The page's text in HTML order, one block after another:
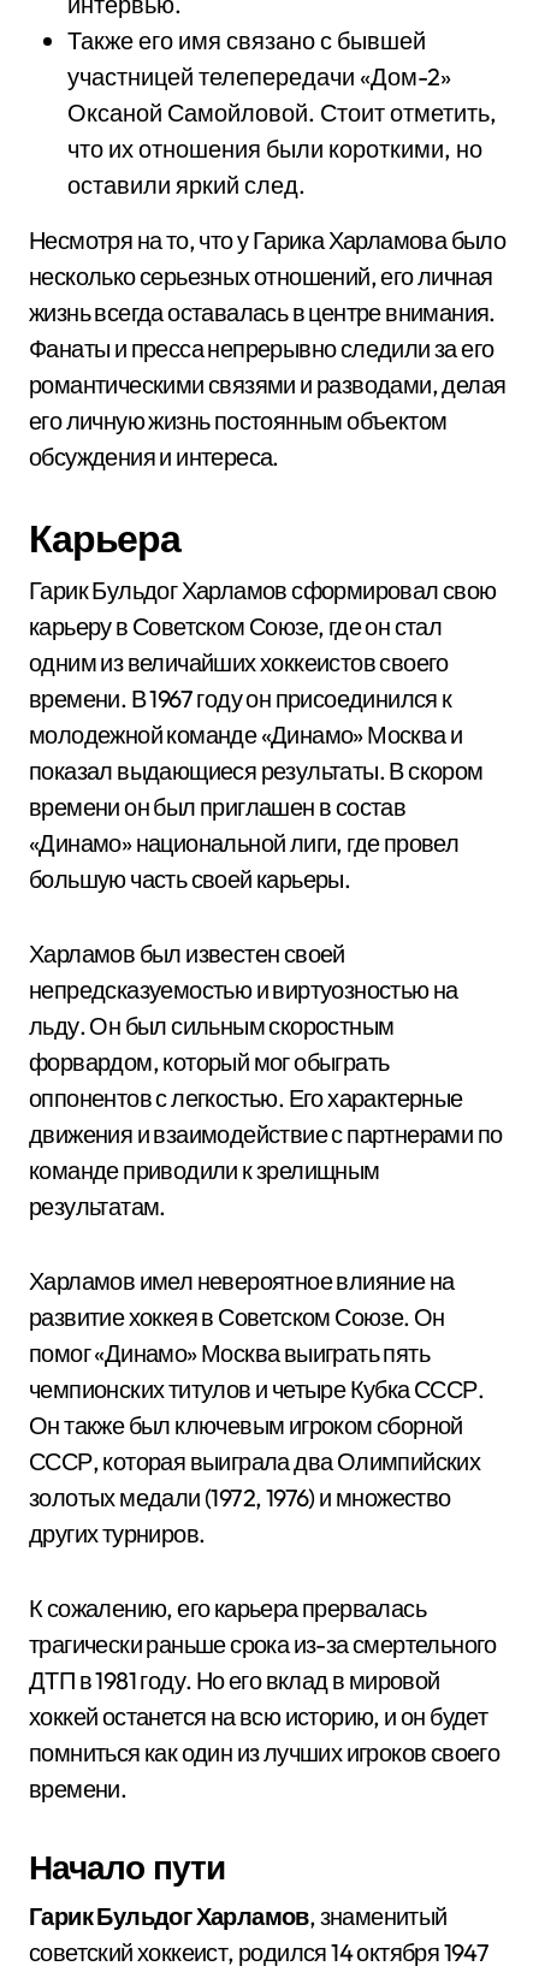
Также его имя связано с бывшей
участницей телепередачи «Дом-2»
Оксаной Самойловой. Стоит отметить,
что их отношения были короткими, но
оставили яркий след.
Несмотря на то, что у Гарика Харламова было
несколько серьезных отношений, его личная
жизнь всегда оставалась в центре внимания.
Фанаты и пресса непрерывно следили за его
романтическими связями и разводами, делая
его личную жизнь постоянным объектом
обсуждения и интереса.
Карьера
Гарик Бульдог Харламов сформировал свою
карьеру в Советском Союзе, где он стал
одним из величайших хоккеистов своего
времени. В 1967 году он присоединился к
молодежной команде «Динамо» Москва и
показал выдающиеся результаты. В скором
времени он был приглашен в состав
«Динамо» национальной лиги, где провел
большую часть своей карьеры.
Харламов был известен своей
непредсказуемостью и виртуозностью на
льду. Он был сильным скоростным
форвардом, который мог обыграть
оппонентов с легкостью. Его характерные
движения и взаимодействие с партнерами по
команде приводили к зрелищным
результатам.
Харламов имел невероятное влияние на
развитие хоккея в Советском Союзе. Он
помог «Динамо» Москва выиграть пять
чемпионских титулов и четыре Кубка СССР.
Он также был ключевым игроком сборной
СССР, которая выиграла два Олимпийских
золотых медали (1972, 1976) и множество
других турниров.
К сожалению, его карьера прервалась
трагически раньше срока из-за смертельного
ДТП в 1981 году. Но его вклад в мировой
хоккей останется на всю историю, и он будет
помниться как один из лучших игроков своего
времени.
Начало пути
Гарик Бульдог Харламов, знаменитый
советский хоккеист, родился 14 октября 1947